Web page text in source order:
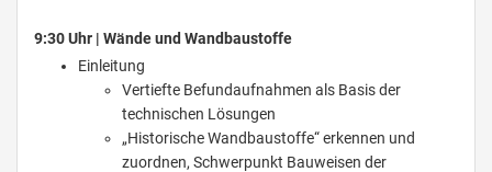
9:30 Uhr | Wände und Wandbaustoffe
Einleitung
Vertiefte Befundaufnahmen als Basis der
technischen Lösungen
„Historische Wandbaustoffe“ erkennen und
zuordnen, Schwerpunkt Bauweisen der